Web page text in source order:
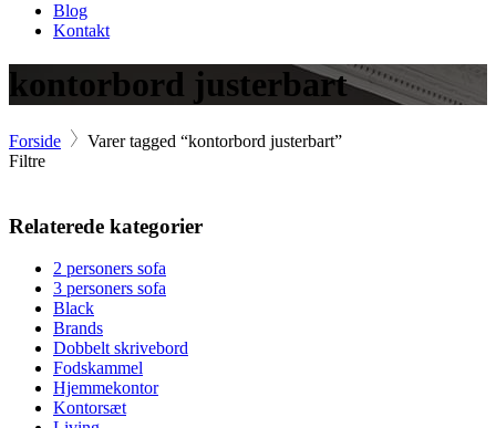
Blog
Kontakt
kontorbord justerbart
Forside
Varer tagged “kontorbord justerbart”
Filtre
Relaterede kategorier
2 personers sofa
3 personers sofa
Black
Brands
Dobbelt skrivebord
Fodskammel
Hjemmekontor
Kontorsæt